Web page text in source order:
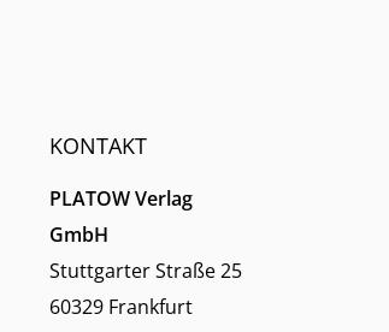
KONTAKT
PLATOW Verlag
GmbH
Stuttgarter Straße 25
60329 Frankfurt